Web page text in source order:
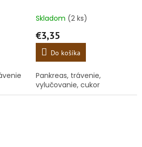
Skladom (2 ks)
€3,35
Do košíka
Pankreas, trávenie,
vylučovanie, cukor